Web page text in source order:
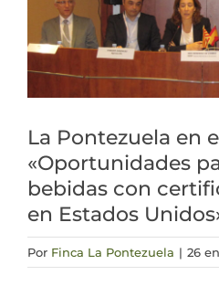
La Pontezuela en
«Oportunidades
bebidas con
en Estados
Por Finca La Pontezuela | 26